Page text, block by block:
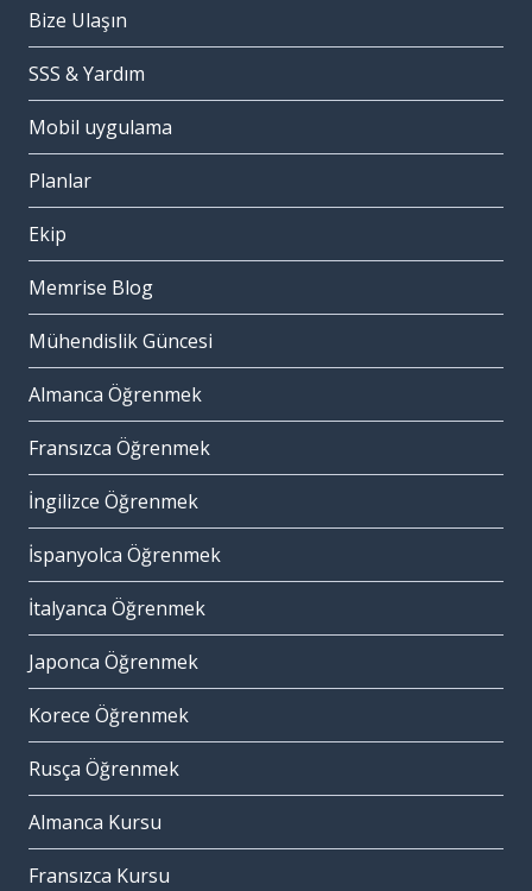
Bize Ulaşın
SSS & Yardım
Mobil uygulama
Planlar
Ekip
Memrise Blog
Mühendislik Güncesi
Almanca Öğrenmek
Fransızca Öğrenmek
İngilizce Öğrenmek
İspanyolca Öğrenmek
İtalyanca Öğrenmek
Japonca Öğrenmek
Korece Öğrenmek
Rusça Öğrenmek
Almanca Kursu
Fransızca Kursu